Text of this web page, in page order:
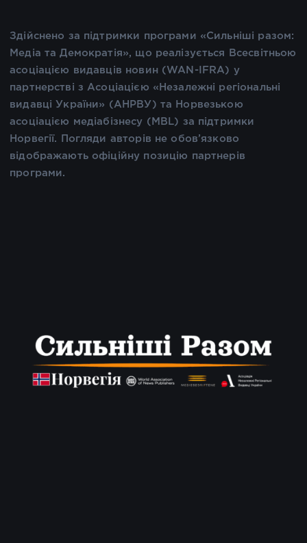
Здійснено за підтримки програми «Сильніші разом:
Медіа та Демократія», що реалізується Всесвітньою
асоціацією видавців новин (WAN-IFRA) у
партнерстві з Асоціацією «Незалежні регіональні
видавці України» (АНРВУ) та Норвезькою
асоціацією медіабізнесу (MBL) за підтримки
Норвегії. Погляди авторів не обов’язково
відображають офіційну позицію партнерів
програми.